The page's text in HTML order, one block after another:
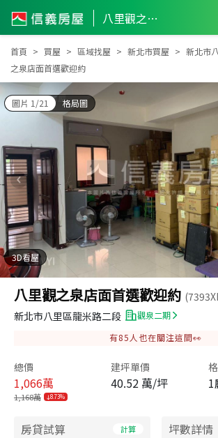
八里觀之泉店面首選歡迎約
八里
首頁 買屋 區域找屋 新北市買屋 新北市
之泉店面首選歡迎約
圖片 1/21 格局圖
3D看屋
八里觀之泉店面首選歡迎約
新北市八里區龍米路二段
觀泉二期
有85 人也在關注這間👀
總價
1,066萬
1,168萬 8.73%
建坪單價
40.52 萬/坪 1
房貸試算 計算 坪數詳情